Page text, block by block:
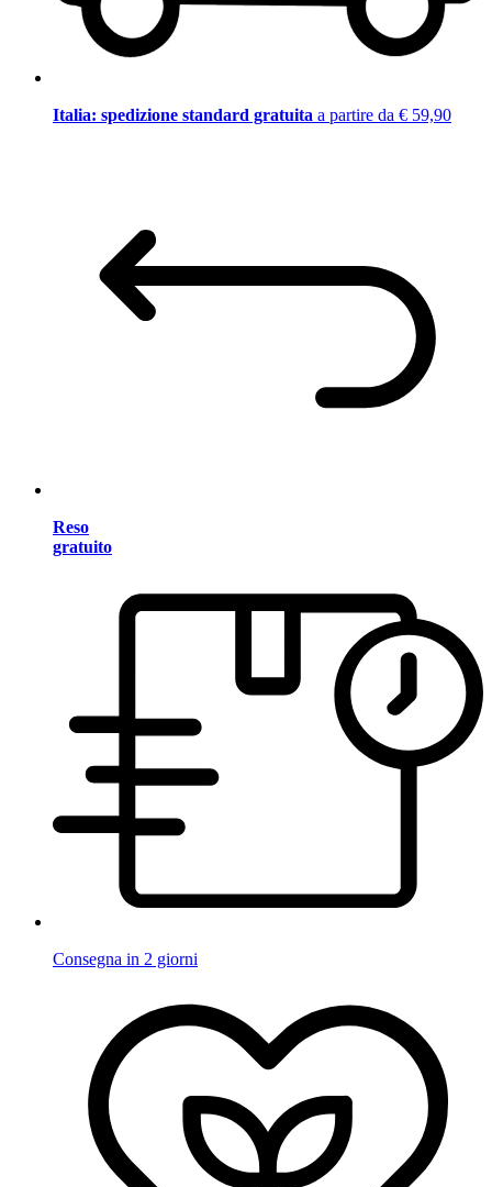
Italia: spedizione standard gratuita a partire da € 59,90
Reso
gratuito
Consegna in 2 giorni